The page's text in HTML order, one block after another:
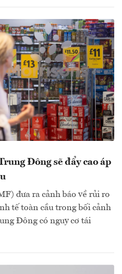
Đông sẽ đẩy cao áp
đưa ra cảnh báo về rủi ro
tế toàn cầu trong bối cảnh
Đông có nguy cơ tái